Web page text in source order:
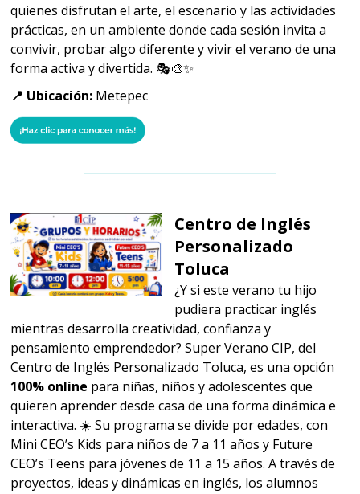
quienes disfrutan el arte, el escenario y las actividades
prácticas, en un ambiente donde cada sesión invita a
convivir, probar algo diferente y vivir el verano de una
forma activa y divertida. 🎭🎨✨
📍 Ubicación: Metepec
Centro de Inglés
Personalizado
Toluca
¿Y si este verano tu hijo
pudiera practicar inglés
mientras desarrolla creatividad, confianza y
pensamiento emprendedor? Super Verano CIP, del
Centro de Inglés Personalizado Toluca, es una opción
100% online para niñas, niños y adolescentes que
quieren aprender desde casa de una forma dinámica e
interactiva. ☀️ Su programa se divide por edades, con
Mini CEO’s Kids para niños de 7 a 11 años y Future
CEO’s Teens para jóvenes de 11 a 15 años. A través de
proyectos, ideas y dinámicas en inglés, los alumnos